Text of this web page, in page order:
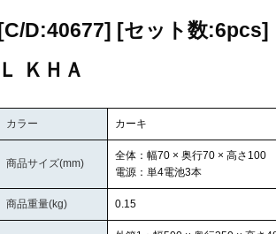
[C/D:40677] [セット数:6pcs]
Ｌ ＫＨＡ
カラー カーキ
商品サイズ(mm)
全体：幅70 × 奥行70 × 高さ100
電源：単4電池3本
商品重量(kg) 0.15